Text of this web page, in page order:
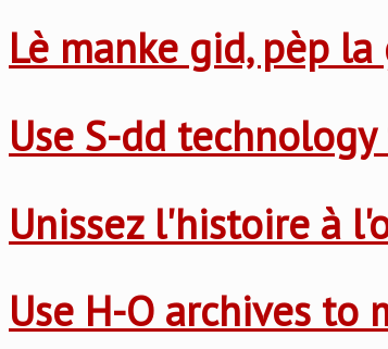
Lè manke gid, pèp la
Use S-dd
Unissez l'histoire à
Use H-O archives to